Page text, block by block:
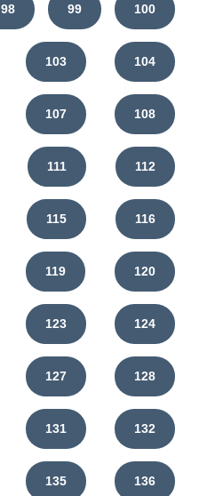
98 99 100
103 104
107 108
111 112
115 116
119 120
123 124
127 128
131 132
135 136